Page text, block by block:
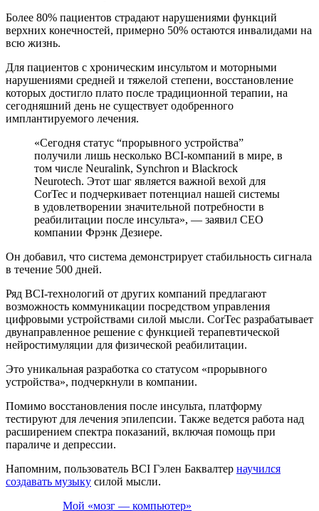
Более 80% пациентов страдают нарушениями функций
верхних конечностей, примерно 50% остаются инвалидами на
всю жизнь.
Для пациентов с хроническим инсультом и моторными
нарушениями средней и тяжелой степени, восстановление
которых достигло плато после традиционной терапии, на
сегодняшний день не существует одобренного
имплантируемого лечения.
«Сегодня статус “прорывного устройства”
получили лишь несколько BCI-компаний в мире, в
том числе Neuralink, Synchron и Blackrock
Neurotech. Этот шаг является важной вехой для
CorTec и подчеркивает потенциал нашей системы
в удовлетворении значительной потребности в
реабилитации после инсульта», — заявил CEO
компании Фрэнк Дезиере.
Он добавил, что система демонстрирует стабильность сигнала
в течение 500 дней.
Ряд BCI-технологий от других компаний предлагают
возможность коммуникации посредством управления
цифровыми устройствами силой мысли. CorTec разрабатывает
двунаправленное решение с функцией терапевтической
нейростимуляции для физической реабилитации.
Это уникальная разработка со статусом «прорывного
устройства», подчеркнули в компании.
Помимо восстановления после инсульта, платформу
тестируют для лечения эпилепсии. Также ведется работа над
расширением спектра показаний, включая помощь при
параличе и депрессии.
Напомним, пользователь BCI Гэлен Баквалтер научился
создавать музыку силой мысли.
Мой «мозг — компьютер»